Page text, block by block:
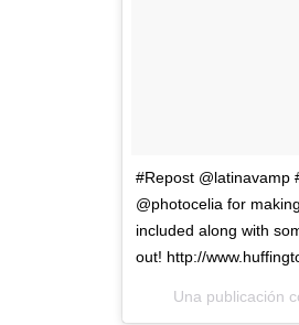
#Repost @latinavamp
@photocelia for
included along with
out! http://
Una publicación